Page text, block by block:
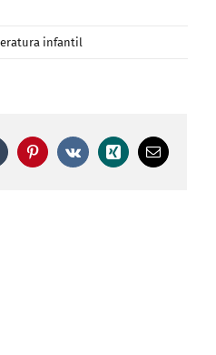
infantil
Tumblr Pinterest
Vk Xing
Correo
electrónico